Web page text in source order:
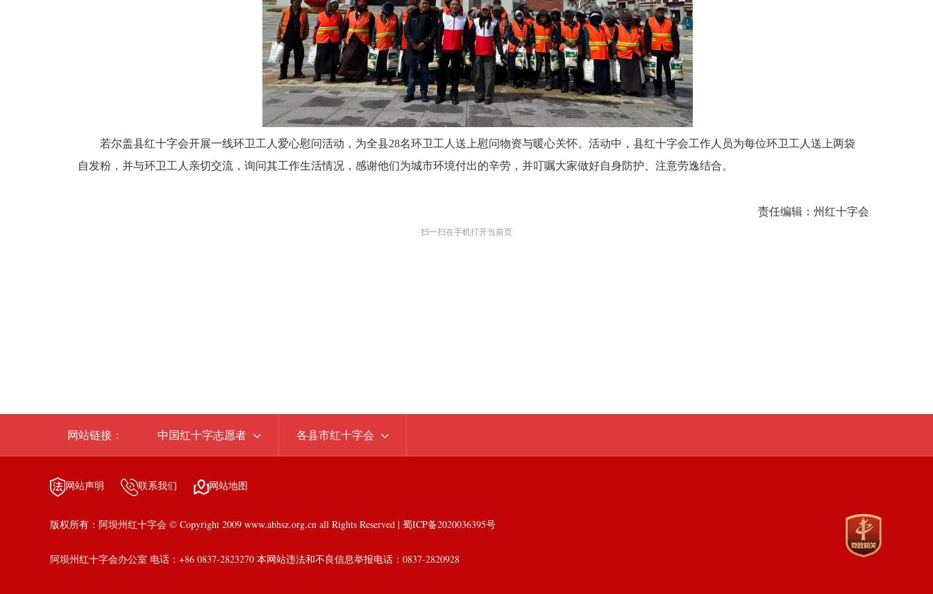
若尔盖县红十字会开展一线环卫工人爱心慰问活动，为全县28名环卫工人送上慰问物资与暖心关怀。活动中，县红十字会工作人员为每位环卫工人送上两袋
自发粉，并与环卫工人亲切交流，询问其工作生活情况，感谢他们为城市环境付出的辛劳，并叮嘱大家做好自身防护、注意劳逸结合。
责任编辑： 州红十字会
扫一扫在手机打开当前页
网站链接： 中国红十字志愿者 各县市红十字会
网站声明 联系我们 网站地图
版权所有：阿坝州红十字会 © Copyright 2009 www.abhsz.org.cn all Rights Reserved | 蜀ICP备2020036395号
阿坝州红十字会办公室 电话：+86 0837-2823270 本网站违法和不良信息举报电话：0837-2820928